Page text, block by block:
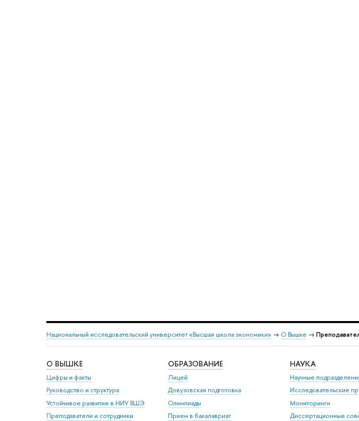
Национальный исследовательский университет «Высшая школа экономики» → О Вышке →
О ВЫШКЕ
Цифры и факты
Руководство и структура
Устойчивое развитие в НИУ ВШЭ
Преподаватели и сотрудники
ОБРАЗОВАНИЕ
Лицей
Довузовская подготовка
Олимпиады
Прием в бакалавриат
НАУКА
Научные
Исследовательские
Мониторинги
Диссертационные